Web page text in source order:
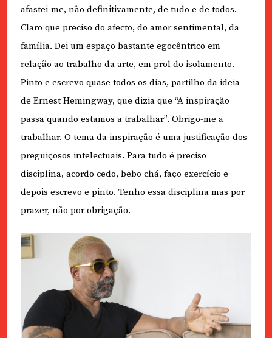
afastei-me, não definitivamente, de tudo e de todos.
Claro que preciso do afecto, do amor sentimental, da
família. Dei um espaço bastante egocêntrico em
relação ao trabalho da arte, em prol do isolamento.
Pinto e escrevo quase todos os dias, partilho da ideia
de Ernest Hemingway, que dizia que “A inspiração
passa quando estamos a trabalhar”. Obrigo-me a
trabalhar. O tema da inspiração é uma justificação dos
preguiçosos intelectuais. Para tudo é preciso
disciplina, acordo cedo, bebo chá, faço exercício e
depois escrevo e pinto. Tenho essa disciplina mas por
prazer, não por obrigação.